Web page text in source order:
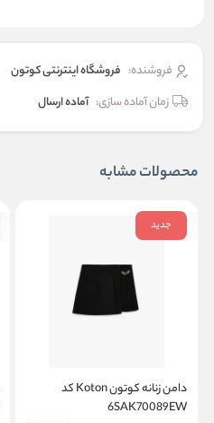
فروشنده: فروشگاه اینترنتی کوتون
زمان آماده سازی: آماده ارسال
محصولات مشابه
جدید
دامن زنانه کوتون Koton کد
6SAK70089EW